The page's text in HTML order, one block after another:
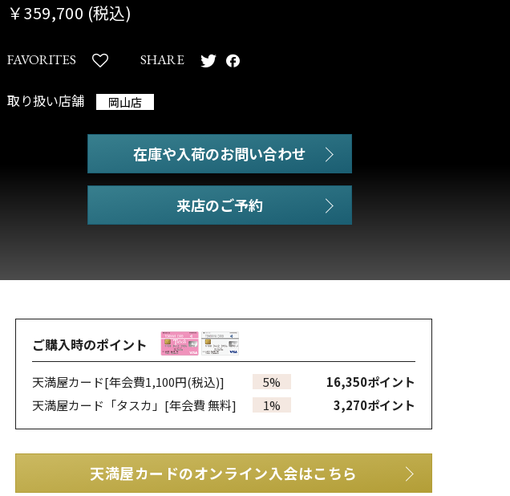
￥359,700 (税込)
FAVORITES SHARE
取り扱い店舗 岡山店
在庫や入荷のお問い合わせ
ご購入時のポイント
天満屋カード[年会費1,100円(税込)] 5% 16,350ポイント
天満屋カード「タスカ」 [年会費 無料] 1% 3,270ポイント
天満屋カードのオンライン入会はこちら